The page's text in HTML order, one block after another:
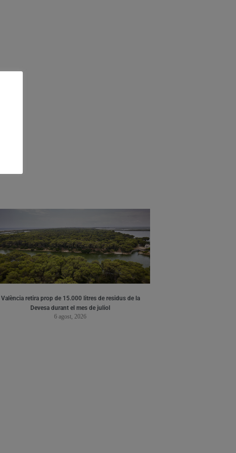
València retira prop de 15.000 litres de residus de la
Devesa durant el mes de juliol
6 agost, 2026